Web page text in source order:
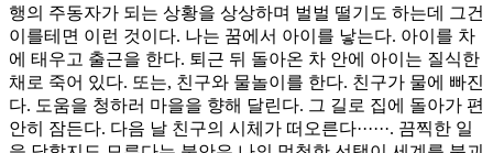
행의 주동자가 되는 상황을 상상하며 벌벌 떨기도 하는데 그건
이를테면 이런 것이다. 나는 꿈에서 아이를 낳는다. 아이를 차
에 태우고 출근을 한다. 퇴근 뒤 돌아온 차 안에 아이는 질식한
채로 죽어 있다. 또는, 친구와 물놀이를 한다. 친구가 물에 빠진
다. 도움을 청하러 마을을 향해 달린다. 그 길로 집에 돌아가 편
안히 잠든다. 다음 날 친구의 시체가 떠오른다······. 끔찍한 일